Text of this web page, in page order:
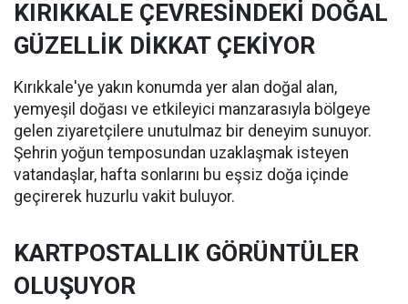
KIRIKKALE ÇEVRESİNDEKİ DOĞAL
GÜZELLİK DİKKAT ÇEKİYOR
Kırıkkale'ye yakın konumda yer alan doğal alan,
yemyeşil doğası ve etkileyici manzarasıyla bölgeye
gelen ziyaretçilere unutulmaz bir deneyim sunuyor.
Şehrin yoğun temposundan uzaklaşmak isteyen
vatandaşlar, hafta sonlarını bu eşsiz doğa içinde
geçirerek huzurlu vakit buluyor.
KARTPOSTALLIK GÖRÜNTÜLER
OLUŞUYOR